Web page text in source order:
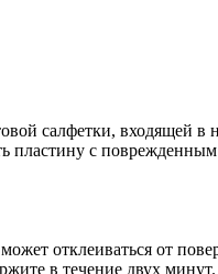
салфетки, входящей в
пластину с
отклеиваться от
в течение двух минут.